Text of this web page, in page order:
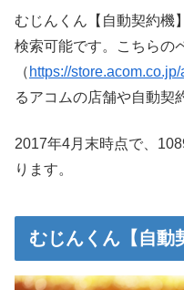
むじんくん【自動契約機
検索可能です。こちらの
（ https://
るアコムの店舗や自動契
2017年4月末時点で、
ります。
むじんくん【自動